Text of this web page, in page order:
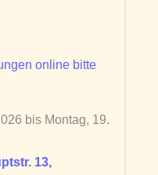
online bitte
bis Montag, 19.
13,